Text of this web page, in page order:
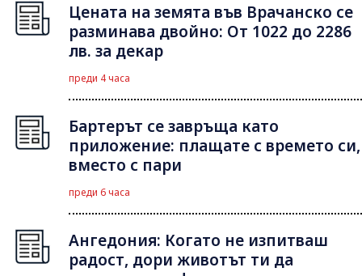
Цената на земята във Врачанско се
разминава двойно: От 1022 до 2286
лв. за декар
преди 4 часа
Бартерът се завръща като
приложение: плащате с времето си,
вместо с пари
преди 6 часа
Ангедония: Когато не изпитваш
радост, дори животът ти да